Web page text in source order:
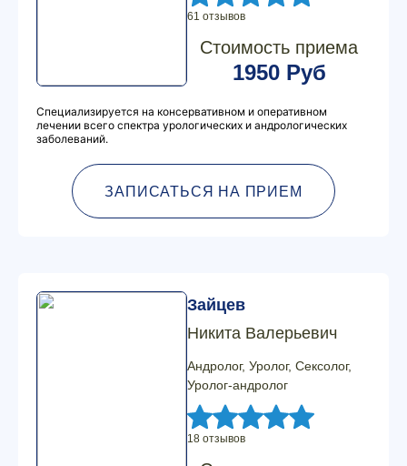
61 отзывов
Стоимость приема
1950 Руб
Специализируется на консервативном и оперативном
лечении всего спектра урологических и андрологических
заболеваний.
ЗАПИСАТЬСЯ НА ПРИЕМ
Зайцев
Никита Валерьевич
Андролог, Уролог, Сексолог,
Уролог-андролог
18 отзывов